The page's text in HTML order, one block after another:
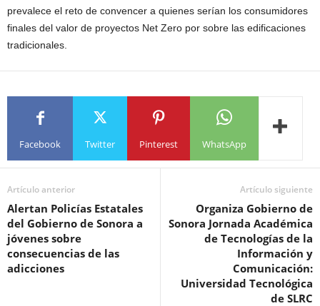
prevalece el reto de convencer a quienes serían los consumidores
finales del valor de proyectos Net Zero por sobre las edificaciones
tradicionales.
Facebook Twitter Pinterest WhatsApp
Artículo anterior
Alertan Policías Estatales
del Gobierno de Sonora a
jóvenes sobre
consecuencias de las
adicciones
Artículo siguiente
Organiza Gobierno de
Sonora Jornada Académica
de Tecnologías de la
Información y
Comunicación:
Universidad Tecnológica
de SLRC